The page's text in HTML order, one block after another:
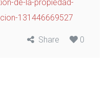
de-la-propiedad-
131446669527
Share 0